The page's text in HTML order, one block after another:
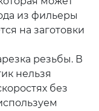
из фильеры
на заготовки
резьбы. В
нельзя
без